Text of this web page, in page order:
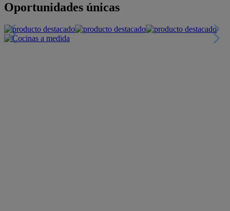
Oportunidades únicas